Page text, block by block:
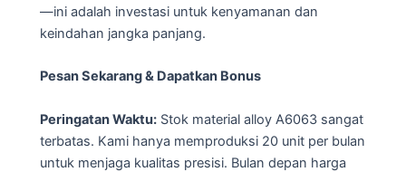
—ini adalah investasi untuk kenyamanan dan
keindahan jangka panjang.
Pesan Sekarang & Dapatkan Bonus
Peringatan Waktu: Stok material alloy A6063 sangat
terbatas. Kami hanya memproduksi 20 unit per bulan
untuk menjaga kualitas presisi. Bulan depan harga